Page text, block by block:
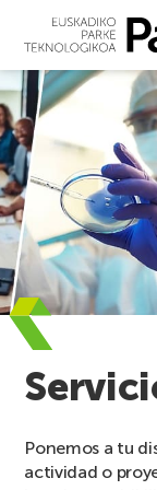
content
Ponemos a tu
actividad o